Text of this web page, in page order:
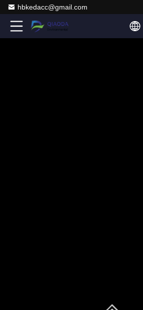
hbkedacc@gmail.com